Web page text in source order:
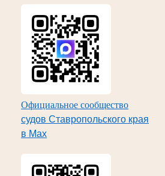
Официальное сообщество
судов Ставропольского края
в Max